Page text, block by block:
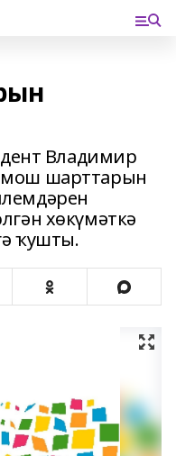
Владимир
шарттарын
хөкүмәткә
ҡушты.